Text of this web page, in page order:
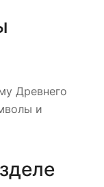
Древнего
и